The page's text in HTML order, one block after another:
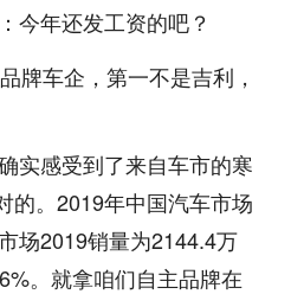
今年还发工资的吧？
实感受到了来自车市的寒
的。2019年中国汽车市场
场2019销量为2144.4万
。就拿咱们自主品牌在